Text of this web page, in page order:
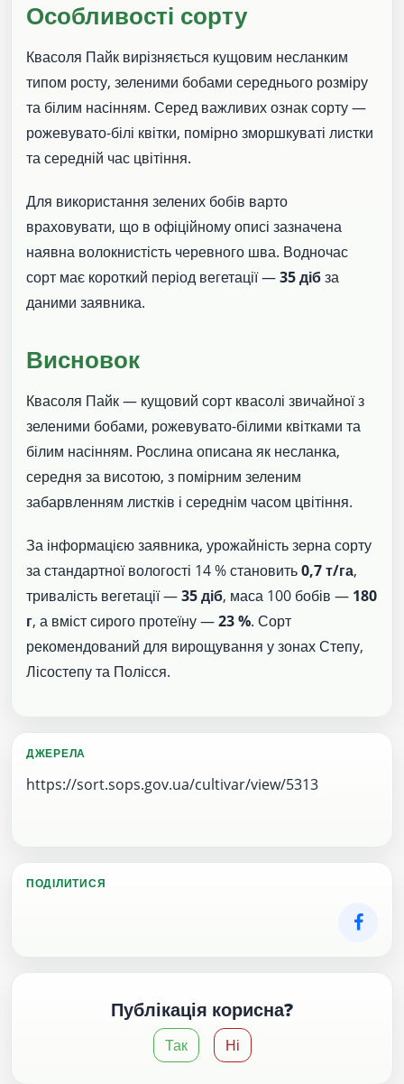
Особливості сорту
Квасоля Пайк вирізняється кущовим несланким
типом росту, зеленими бобами середнього розміру
та білим насінням. Серед важливих ознак сорту —
рожевувато-білі квітки, помірно зморшкуваті листки
та середній час цвітіння.
Для використання зелених бобів варто
враховувати, що в офіційному описі зазначена
наявна волокнистість черевного шва. Водночас
сорт має короткий період вегетації —35 дібза
даними заявника.
Висновок
Квасоля Пайк — кущовий сорт квасолі звичайної з
зеленими бобами, рожевувато-білими квітками та
білим насінням. Рослина описана як несланка,
середня за висотою, з помірним зеленим
забарвленням листків і середнім часом цвітіння.
За інформацією заявника, урожайність зерна сорту
за стандартної вологості 14 % становить0,7 т/га,
тривалість вегетації —35 діб, маса 100 бобів — 180
г, а вміст сирого протеїну —23 %. Сорт
рекомендований для вирощування у зонах Степу,
Лісостепу та Полісся.
ДЖЕРЕЛА
https://sort.sops.gov.ua/cultivar/view/5313
ПОДІЛИТИСЯ
Публікація корисна?
Так Ні